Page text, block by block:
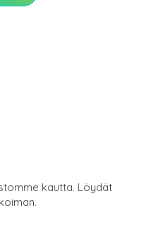
kautta. Löydät